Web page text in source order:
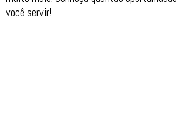
você servir!